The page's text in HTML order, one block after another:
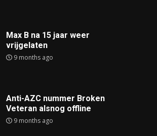
Max B na 15 jaar weer
vrijgelaten
9 months ago
Anti-AZC nummer Broken
Veteran alsnog offline
9 months ago